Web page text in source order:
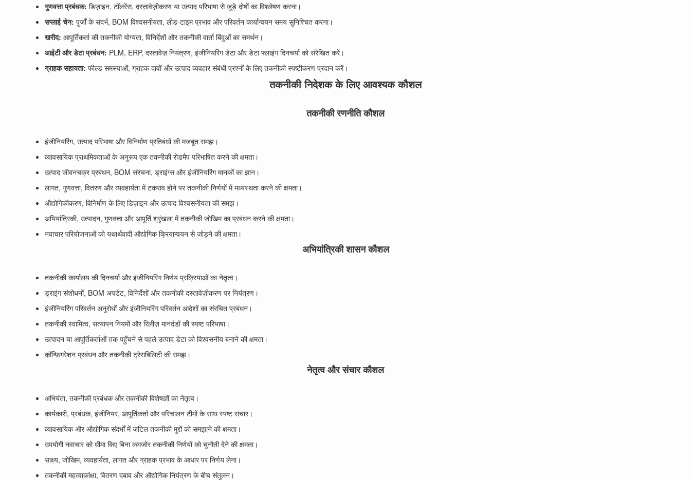
गुणवत्ता प्रबंधक: डिज़ाइन, टॉलरेंस, दस्तावेज़ीकरण या उत्पाद परिभाषा से जुड़े दोषों का विश्लेषण करना।
सप्लाई चेन: पुर्जों के संदर्भ, BOM विश्वसनीयता, लीड-टाइम प्रभाव और परिवर्तन कार्यान्वयन समय सुनिश्चित करना।
खरीद: आपूर्तिकर्ता की तकनीकी योग्यता, विनिर्देशों और तकनीकी वार्ता बिंदुओं का समर्थन।
आईटी और डेटा प्रबंधन: PLM, ERP, दस्तावेज़ नियंत्रण, इंजीनियरिंग डेटा और डेटा फ्लाइंग दिनचर्या को संरेखित करें।
ग्राहक सहायता: फील्ड समस्याओं, ग्राहक दावों और उत्पाद व्यवहार संबंधी प्रश्नों के लिए तकनीकी स्पष्टीकरण प्रदान करें।
तकनीकी निदेशक के लिए आवश्यक कौशल
तकनीकी रणनीति कौशल
इंजीनियरिंग, उत्पाद परिभाषा और विनिर्माण प्रतिबंधों की मजबूत समझ।
व्यावसायिक प्राथमिकताओं के अनुरूप एक तकनीकी रोडमैप परिभाषित करने की क्षमता।
उत्पाद जीवनचक्र प्रबंधन, BOM संरचना, ड्राइंग्स और इंजीनियरिंग मानकों का ज्ञान।
लागत, गुणवत्ता, वितरण और व्यवहार्यता में टकराव होने पर तकनीकी निर्णयों में मध्यस्थता करने की क्षमता।
औद्योगिकीकरण, विनिर्माण के लिए डिज़ाइन और उत्पाद विश्वसनीयता की समझ।
अभियांत्रिकी, उत्पादन, गुणवत्ता और आपूर्ति श्रृंखला में तकनीकी जोखिम का प्रबंधन करने की क्षमता।
नवाचार परियोजनाओं को यथार्थवादी औद्योगिक क्रियान्वयन से जोड़ने की क्षमता।
अभियांत्रिकी शासन कौशल
तकनीकी कार्यालय की दिनचर्या और इंजीनियरिंग निर्णय प्रक्रियाओं का नेतृत्व।
ड्राइंग संशोधनों, BOM अपडेट, विनिर्देशों और तकनीकी दस्तावेज़ीकरण पर नियंत्रण।
इंजीनियरिंग परिवर्तन अनुरोधों और इंजीनियरिंग परिवर्तन आदेशों का संरचित प्रबंधन।
तकनीकी स्वामित्व, सत्यापन नियमों और रिलीज़ मानदंडों की स्पष्ट परिभाषा।
उत्पादन या आपूर्तिकर्ताओं तक पहुँचने से पहले उत्पाद डेटा को विश्वसनीय बनाने की क्षमता।
कॉन्फ़िगरेशन प्रबंधन और तकनीकी ट्रेसबिलिटी की समझ।
नेतृत्व और संचार कौशल
अभियंता, तकनीकी प्रबंधक और तकनीकी विशेषज्ञों का नेतृत्व।
कार्यकारी, प्रबंधक, इंजीनियर, आपूर्तिकर्ता और परिचालन टीमों के साथ स्पष्ट संचार।
व्यावसायिक और औद्योगिक संदर्भों में जटिल तकनीकी मुद्दों को समझाने की क्षमता।
उपयोगी नवाचार को धीमा किए बिना कमजोर तकनीकी निर्णयों को चुनौती देने की क्षमता।
साक्ष्य, जोखिम, व्यवहार्यता, लागत और ग्राहक प्रभाव के आधार पर निर्णय लेना।
तकनीकी महत्वाकांक्षा, वितरण दबाव और औद्योगिक नियंत्रण के बीच संतुलन।